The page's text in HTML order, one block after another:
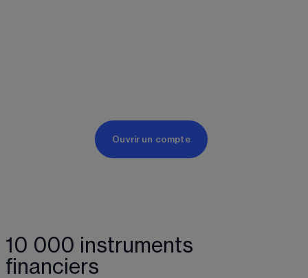
Ouvrir un compte
10 000 instruments
financiers